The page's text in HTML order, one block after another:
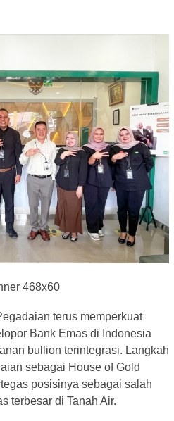
terus memperkuat
Bank Emas di Indonesia
bullion terintegrasi. Langkah
sebagai House of Gold
posisinya sebagai salah
terbesar di Tanah Air.